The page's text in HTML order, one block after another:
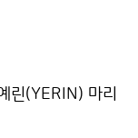
린(YERIN) 마리